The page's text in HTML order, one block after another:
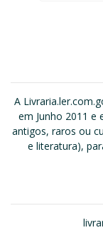
A
em Junho 2011 e
antigos, raros ou
e literatura),